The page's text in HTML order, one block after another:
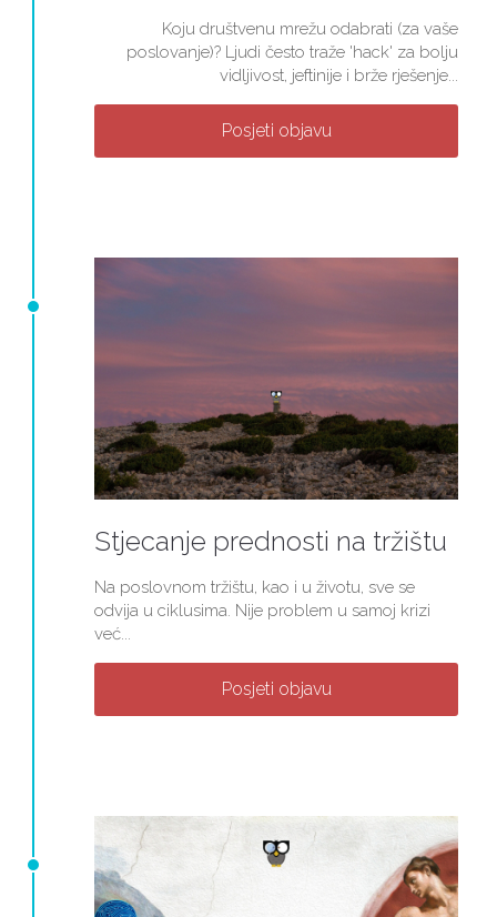
Koju društvenu mrežu odabrati (za vaše
poslovanje)? Ljudi često traže 'hack' za bolju
vidljivost, jeftinije i brže rješenje...
Posjeti objavu
Stjecanje prednosti na tržištu
Na poslovnom tržištu, kao i u životu, sve se
odvija u ciklusima. Nije problem u samoj krizi
već...
Posjeti objavu